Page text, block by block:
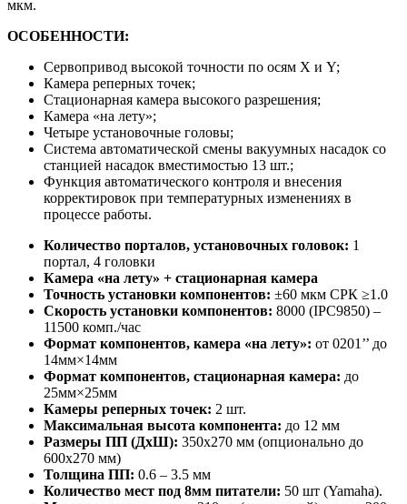
мкм.
ОСОБЕННОСТИ:
Сервопривод высокой точности по осям X и Y;
Камера реперных точек;
Стационарная камера высокого разрешения;
Камера «на лету»;
Четыре установочные головы;
Система автоматической смены вакуумных насадок со
станцией насадок вместимостью 13 шт.;
Функция автоматического контроля и внесения
корректировок при температурных изменениях в
процессе работы.
Количество порталов, установочных головок: 1
портал, 4 головки
Камера «на лету» + стационарная камера
Точность установки компонентов: ±60 мкм СРК ≥1.0
Скорость установки компонентов: 8000 (IPC9850) –
11500 комп./час
Формат компонентов, камера «на лету»: от 0201’’ до
14мм×14мм
Формат компонентов, стационарная камера: до
25мм×25мм
Камеры реперных точек: 2 шт.
Максимальная высота компонента: до 12 мм
Размеры ПП (ДхШ): 350х270 мм (опционально до
600х270 мм)
Толщина ПП: 0.6 – 3.5 мм
Количество мест под 8мм питатели: 50 шт (Yamaha).